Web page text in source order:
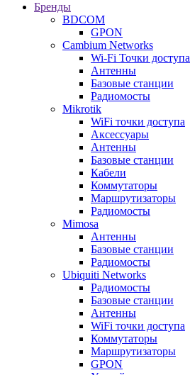
Бренды
BDCOM
GPON
Cambium Networks
Wi-Fi Точки доступа
Антенны
Базовые станции
Радиомосты
Mikrotik
WiFi точки доступа
Аксессуары
Антенны
Базовые станции
Кабели
Коммутаторы
Маршрутизаторы
Радиомосты
Mimosa
Антенны
Базовые станции
Радиомосты
Ubiquiti Networks
Радиомосты
Базовые станции
Антенны
WiFi точки доступа
Коммутаторы
Маршрутизаторы
GPON